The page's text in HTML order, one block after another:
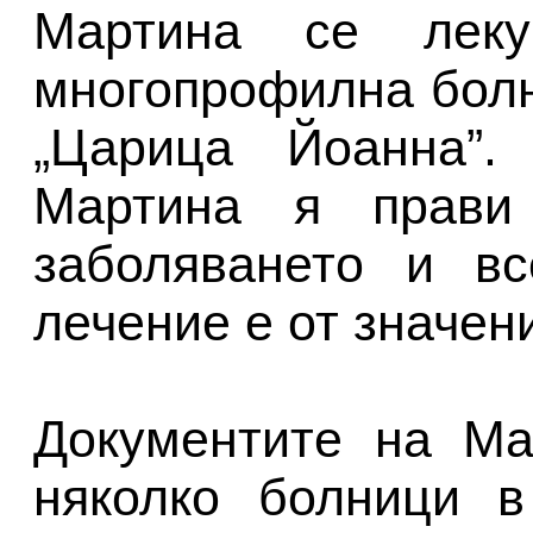
Мартина се
многопрофилна
„Царица
Мартина я
заболяването и
лечение е от
Документите на
няколко болници